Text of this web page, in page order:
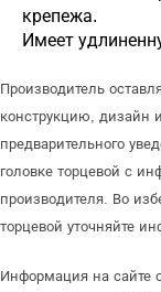
крепежа.
Имеет
Производитель
конструкцию, дизайн
предварительного
головке торцевой с
производителя. Во
торцевой уточняйте
Информация на сайте